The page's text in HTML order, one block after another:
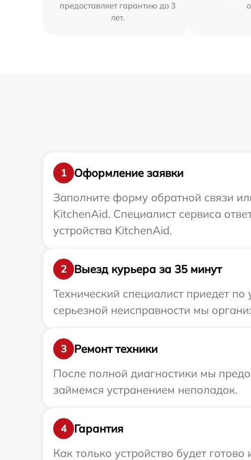
предоставляет гарантию до 3
лет.
1
Оформление заявки
Заполните форму обратной связи
KitchenAid. Специалист сервиса
устройства KitchenAid.
2
Выезд курьера за 35 минут
Технический специалист приедет
серьезной неисправности мы
3
Ремонт техники
После полной диагностики мы
займемся устранением неполадок.
4
Гарантия
Как только устройство будет